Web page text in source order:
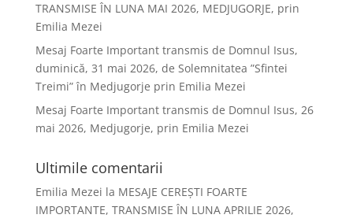
TRANSMISE ÎN LUNA MAI 2026, MEDJUGORJE, prin
Emilia Mezei
Mesaj Foarte Important transmis de Domnul Isus,
duminică, 31 mai 2026, de Solemnitatea ”Sfintei
Treimi” în Medjugorje prin Emilia Mezei
Mesaj Foarte Important transmis de Domnul Isus, 26
mai 2026, Medjugorje, prin Emilia Mezei
Ultimile comentarii
Emilia Mezei la MESAJE CEREȘTI FOARTE
IMPORTANTE, TRANSMISE ÎN LUNA APRILIE 2026,